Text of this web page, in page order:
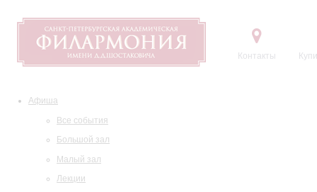
Контакты
Афиша
Все события
Большой зал
Малый зал
Лекции